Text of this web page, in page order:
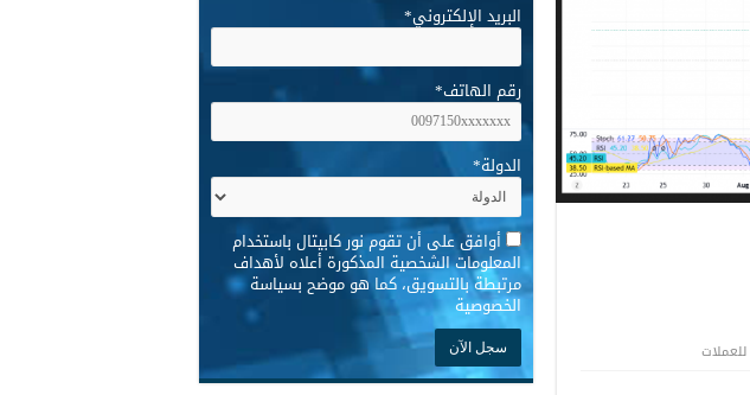
للعملات
البريد الإلكتروني*
رقم الهاتف*
الدولة*
* أوافق على أن تقوم نور كابيتال باستخدام
المعلومات الشخصية المذكورة أعلاه لأهداف
مرتبطة بالتسويق، كما هو موضح بسياسة
الخصوصية